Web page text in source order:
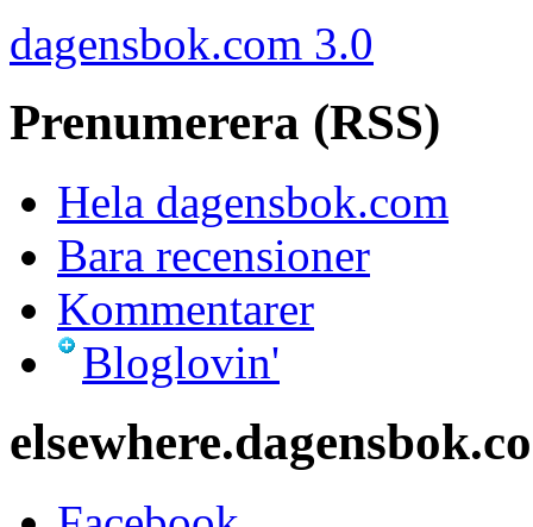
dagensbok.com 3.0
Prenumerera (RSS)
Hela dagensbok.com
Bara recensioner
Kommentarer
Bloglovin'